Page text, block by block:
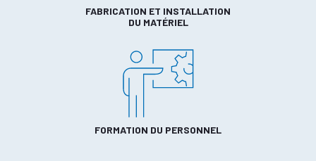
FABRICATION ET INSTALLATION
DU MATÉRIEL
FORMATION DU PERSONNEL